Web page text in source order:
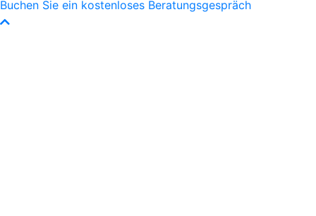
Buchen Sie ein kostenloses Beratungsgespräch